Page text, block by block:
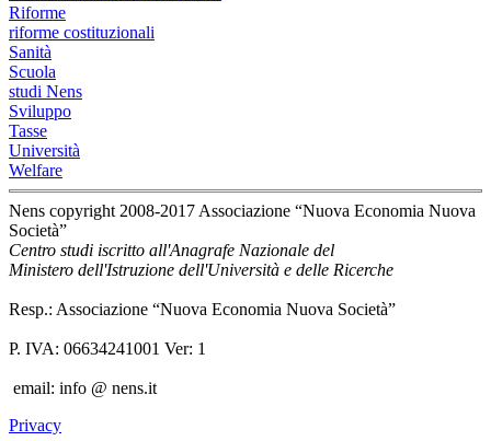
Riforme
riforme costituzionali
Sanità
Scuola
studi Nens
Sviluppo
Tasse
Università
Welfare
Nens copyright 2008-2017 Associazione “Nuova Economia Nuova
Società”
Centro studi iscritto all'Anagrafe Nazionale del
Ministero dell'Istruzione dell'Università e delle Ricerche
Resp.: Associazione “Nuova Economia Nuova Società”
P. IVA: 06634241001 Ver: 1
email: info @ nens.it
Privacy